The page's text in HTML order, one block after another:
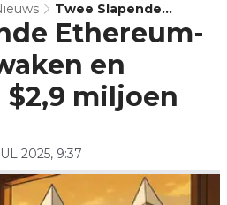
Twee Slapende
Ethereum-Wallets
Ontwaken En
Verplaatsen $2,9
Miljoen Aan ETH!
Ethereum-
en
miljoen
2025, 9:37